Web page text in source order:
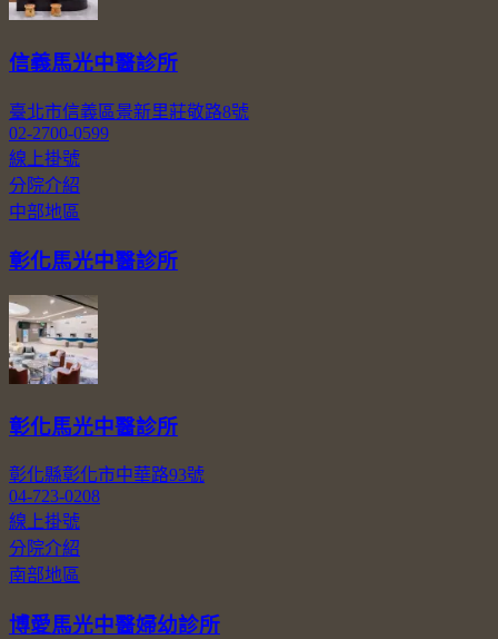
信義馬光中醫診所
臺北市信義區景新里莊敬路8號
02-2700-0599
線上掛號
分院介紹
中部地區
彰化馬光中醫診所
彰化馬光中醫診所
彰化縣彰化市中華路93號
04-723-0208
線上掛號
分院介紹
南部地區
博愛馬光中醫婦幼診所